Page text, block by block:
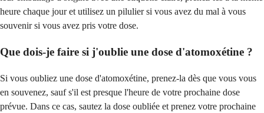
heure chaque jour et utilisez un pilulier si vous avez du mal à vous
souvenir si vous avez pris votre dose.
Que dois-je faire si j'oublie une dose d'atomoxétine ?
Si vous oubliez une dose d'atomoxétine, prenez-la dès que vous vous
en souvenez, sauf s'il est presque l'heure de votre prochaine dose
prévue. Dans ce cas, sautez la dose oubliée et prenez votre prochaine